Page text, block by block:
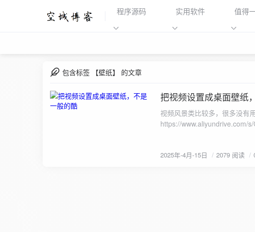
程序源码 实用软件 值得
包含标签 【壁纸】 的文章
2025-4-15
把视频设置成桌面壁纸
视频风景类比较多，很多没有
https://www.aliyundrive.com/
2025年-4月-15日 2079 阅读